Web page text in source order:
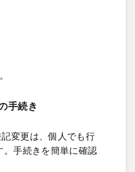
手続き
変更は、個人でも行
。手続きを簡単に確認